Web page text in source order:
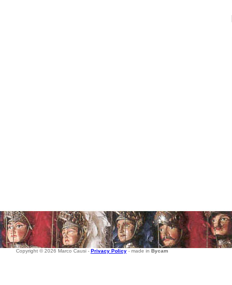
Copyright © 2026 Marco Causi - Privacy Policy- made in Bycam